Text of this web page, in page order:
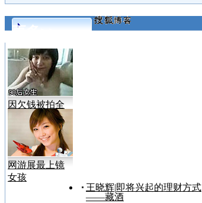
更多>>
因欠钱被拍全
裸视频
网游展最上镜
女孩
王晓辉|即将兴起的理财方式
——藏酒